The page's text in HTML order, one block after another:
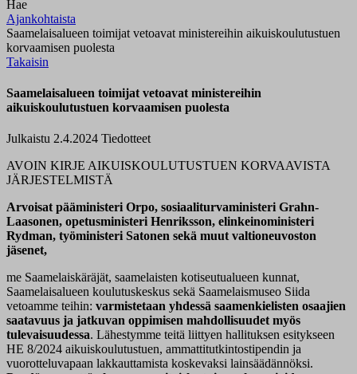
Hae
Ajankohtaista
Saamelaisalueen toimijat vetoavat ministereihin aikuiskoulutustuen
korvaamisen puolesta
Takaisin
Saamelaisalueen toimijat vetoavat ministereihin
aikuiskoulutustuen korvaamisen puolesta
Julkaistu 2.4.2024 Tiedotteet
AVOIN KIRJE AIKUISKOULUTUSTUEN KORVAAVISTA
JÄRJESTELMISTÄ
Arvoisat pääministeri Orpo, sosiaaliturvaministeri Grahn-
Laasonen, opetusministeri Henriksson, elinkeinoministeri
Rydman, työministeri Satonen sekä muut valtioneuvoston
jäsenet,
me Saamelaiskäräjät, saamelaisten kotiseutualueen kunnat,
Saamelaisalueen koulutuskeskus sekä Saamelaismuseo Siida
vetoamme teihin: varmistetaan yhdessä saamenkielisten osaajien
saatavuus ja jatkuvan oppimisen mahdollisuudet myös
tulevaisuudessa. Lähestymme teitä liittyen hallituksen esitykseen
HE 8/2024 aikuiskoulutustuen, ammattitutkintostipendin ja
vuorotteluvapaan lakkauttamista koskevaksi lainsäädännöksi.